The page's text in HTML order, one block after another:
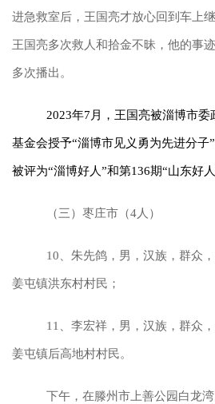
进急救室后，王国亮才放心回到车上
王国亮多次救人和拾金不昧，他的事
多次播出。
2023年7月，王国亮被淄博市
基金会授予“淄博市见义勇为先进分子
被评为“淄博好人”和第136期“山东好人
（三）枣庄市（4人）
10、朱先鸽，男，汉族，群众
姜屯镇洪东村村民；
11、李宏祥，男，汉族，群众
姜屯镇后高地村村民。
下午，在滕州市上善公园白龙